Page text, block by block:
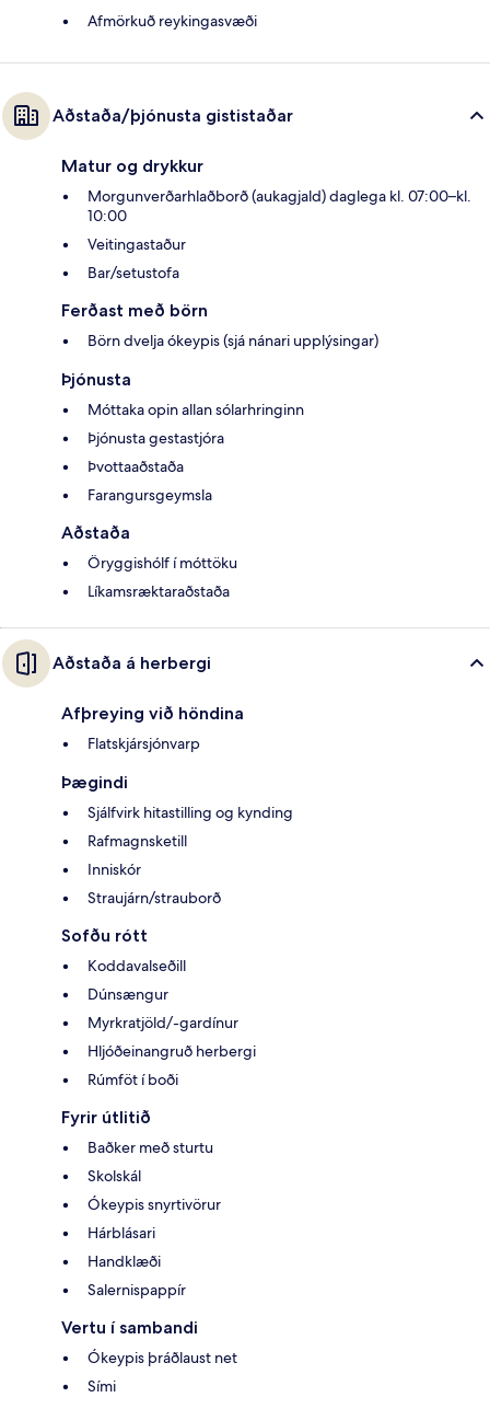
Afmörkuð reykingasvæði
Aðstaða/þjónusta gististaðar
Matur og drykkur
Morgunverðarhlaðborð (aukagjald) daglega kl. 07:00–kl.
10:00
Veitingastaður
Bar/setustofa
Ferðast með börn
Börn dvelja ókeypis (sjá nánari upplýsingar)
Þjónusta
Móttaka opin allan sólarhringinn
Þjónusta gestastjóra
Þvottaaðstaða
Farangursgeymsla
Aðstaða
Öryggishólf í móttöku
Líkamsræktaraðstaða
Aðstaða á herbergi
Afþreying við höndina
Flatskjársjónvarp
Þægindi
Sjálfvirk hitastilling og kynding
Rafmagnsketill
Inniskór
Straujárn/strauborð
Sofðu rótt
Koddavalseðill
Dúnsængur
Myrkratjöld/-gardínur
Hljóðeinangruð herbergi
Rúmföt í boði
Fyrir útlitið
Baðker með sturtu
Skolskál
Ókeypis snyrtivörur
Hárblásari
Handklæði
Salernispappír
Vertu í sambandi
Ókeypis þráðlaust net
Sími